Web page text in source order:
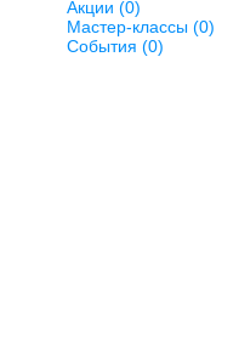
Акции (0)
Мастер-классы (0)
События (0)